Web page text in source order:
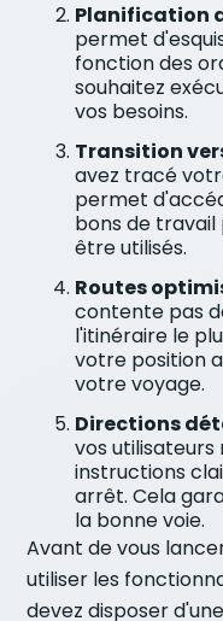
Planification
permet
fonction des
souhaitez
vos besoins.
Transition
avez tracé
permet
bons de
être utilisés.
Routes
contente pas
l'itinéraire le
votre position
votre voyage.
Directions
vos
instructions
arrêt. Cela
la bonne voie.
Avant de vous
utiliser les
devez disposer